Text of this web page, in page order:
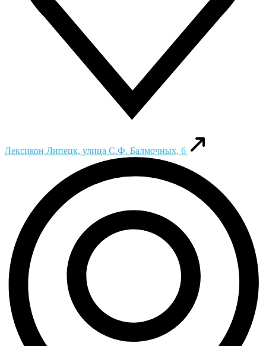
Лексикон Липецк, улица С.Ф. Балмочных, 6